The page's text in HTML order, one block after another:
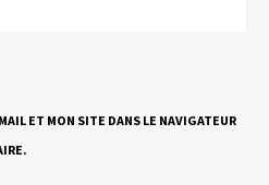
ET MON SITE DANS LE NAVIGATEUR